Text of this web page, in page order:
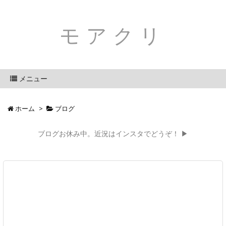
モアクリ
メニュー
ホーム > ブログ
ブログお休み中。近況はインスタでどうぞ！ ▶